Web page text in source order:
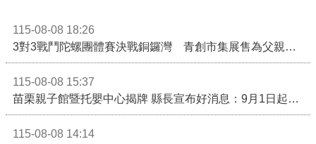
115-08-08 18:26
3對3戰鬥陀螺團體賽決戰銅鑼灣 青創市集展售為父親節增添繽紛
115-08-08 15:37
苗栗親子館暨托嬰中心揭牌 縣長宣布好消息：9月1日起調降臨時托嬰費用
115-08-08 14:14